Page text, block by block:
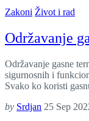
Zakoni Život i rad
Održavanje
Održavanje gasne
sigurnosnih i
Svako ko koristi
by Srdjan 25 Sep